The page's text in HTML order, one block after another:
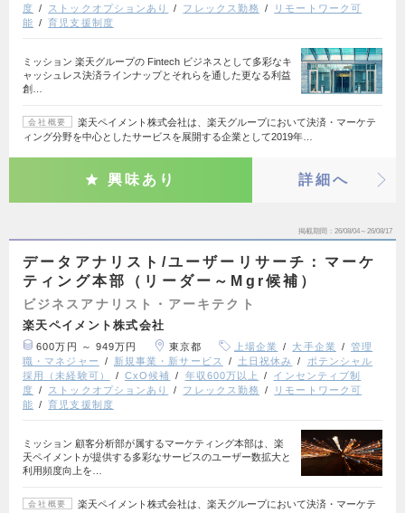
度
ストックオプションあり フレックス勤務
リモートワーク可
能
育児支援制度
ミッション 楽天グループの Fintech ビジネスとして多彩なキ
ャッシュレス決済ラインナップとそれらを通した更なる利益
創…
会社概要
楽天ペイメント株式会社は、楽天グループにおいて決済・マーケテ
ィング分野を中心としたサービスを展開する企業として2019年…
興味あり 詳細へ
掲載期間 26/08/04～26/08/17
データアナリスト/ユーザーリサーチ：マーケ
ティング本部（リーダー～Mgr候補）
ビジネスアナリスト・アーキテクト
楽天ペイメント株式会社
600万円 ～ 949万円 東京都 上場企業 大手企業
管理
職・マネジャー
新規事業・新サービス 土日祝休み
ポテンシャル
採用（未経験可）
CxO候補 年収600万以上
インセンティブ制
度
ストックオプションあり フレックス勤務
リモートワーク可
能
育児支援制度
ミッション 顧客分析部が属するマーケティング本部は、楽
天ペイメントが提供する多彩なサービスのユーザー数拡大と
利用頻度向上を…
会社概要
楽天ペイメント株式会社は、楽天グループにおいて決済・マーケテ